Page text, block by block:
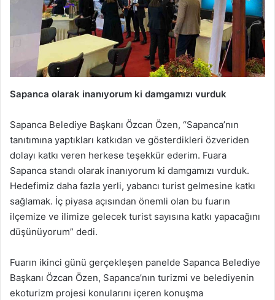
Sapanca olarak inanıyorum ki damgamızı vurduk
Sapanca Belediye Başkanı Özcan Özen, “Sapanca’nın
tanıtımına yaptıkları katkıdan ve gösterdikleri özveriden
dolayı katkı veren herkese teşekkür ederim. Fuara
Sapanca standı olarak inanıyorum ki damgamızı vurduk.
Hedefimiz daha fazla yerli, yabancı turist gelmesine katkı
sağlamak. İç piyasa açısından önemli olan bu fuarın
ilçemize ve ilimize gelecek turist sayısına katkı yapacağını
düşünüyorum” dedi.
Fuarın ikinci günü gerçekleşen panelde Sapanca Belediye
Başkanı Özcan Özen, Sapanca’nın turizmi ve belediyenin
ekoturizm projesi konularını içeren konuşma